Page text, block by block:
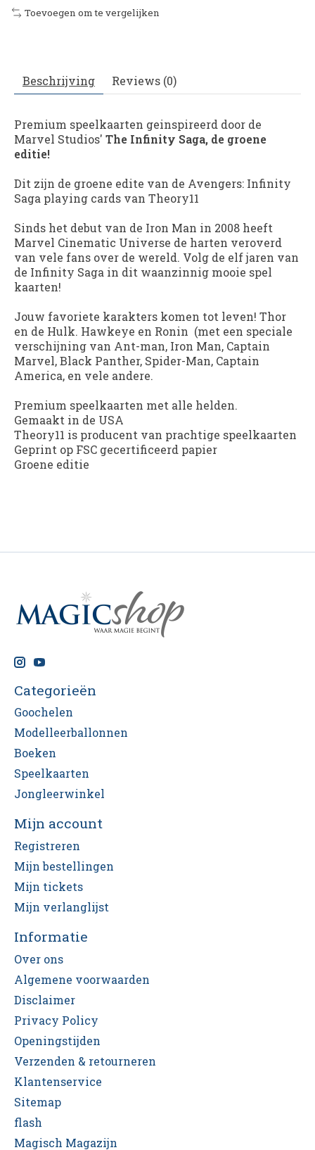
Toevoegen om te vergelijken
Beschrijving Reviews (0)
Premium speelkaarten geinspireerd door de
Marvel Studios' The Infinity Saga, de groene
editie!
Dit zijn de groene edite van de Avengers: Infinity
Saga playing cards van Theory11
Sinds het debut van de Iron Man in 2008 heeft
Marvel Cinematic Universe de harten veroverd
van vele fans over de wereld. Volg de elf jaren van
de Infinity Saga in dit waanzinnig mooie spel
kaarten!
Jouw favoriete karakters komen tot leven! Thor
en de Hulk. Hawkeye en Ronin (met een speciale
verschijning van Ant-man, Iron Man, Captain
Marvel, Black Panther, Spider-Man, Captain
America, en vele andere.
Premium speelkaarten met alle helden.
Gemaakt in de USA
Theory11 is producent van prachtige speelkaarten
Geprint op FSC gecertificeerd papier
Groene editie
Categorieën
Goochelen
Modelleerballonnen
Boeken
Speelkaarten
Jongleerwinkel
Mijn account
Registreren
Mijn bestellingen
Mijn tickets
Mijn verlanglijst
Informatie
Over ons
Algemene voorwaarden
Disclaimer
Privacy Policy
Openingstijden
Verzenden & retourneren
Klantenservice
Sitemap
flash
Magisch Magazijn